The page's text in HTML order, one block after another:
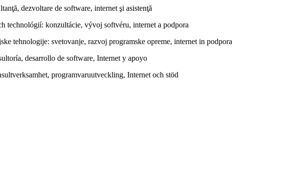
dezvoltare de software, internet şi asistenţă
technológií: konzultácie, vývoj softvéru, internet a podpora
tehnologije: svetovanje, razvoj programske opreme, internet in podpora
desarrollo de software, Internet y apoyo
programvaruutveckling, Internet och stöd